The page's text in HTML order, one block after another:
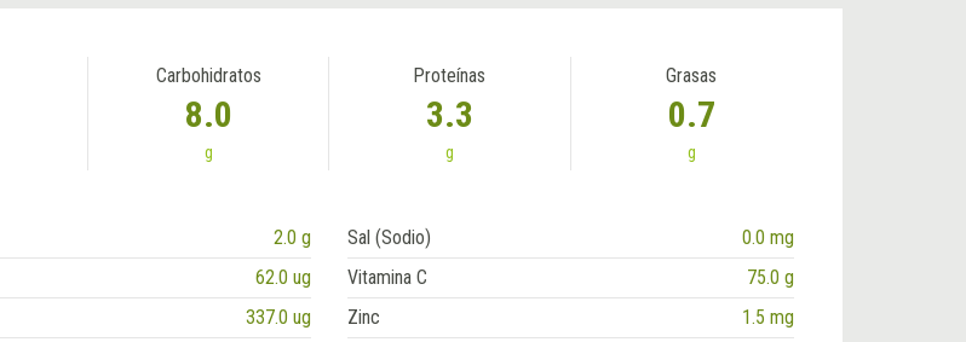
Carbohidratos
8.0
g
Proteínas
3.3
g
Grasas
0.7
g
2.0 g Sal (Sodio)
0.0 mg
62.0 ug Vitamina C
75.0 g
337.0 ug Zinc
1.5 mg